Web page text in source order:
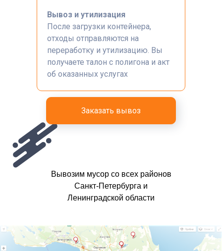
Вывоз и утилизация
После загрузки контейнера,
отходы отправляются на
переработку и утилизацию. Вы
получаете талон с полигона и акт
об оказанных услугах
Заказать вывоз
Вывозим мусор со всех районов
Санкт-Петербурга и
Ленинградской области